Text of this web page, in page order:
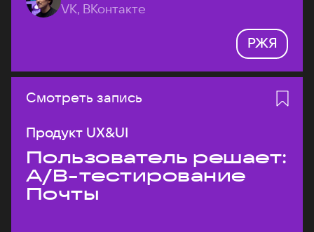
VK, ВКонтакте
РЖЯ
Смотреть запись
Продукт UX&UI
Пользователь решает:
A/B-тестирование
Почты